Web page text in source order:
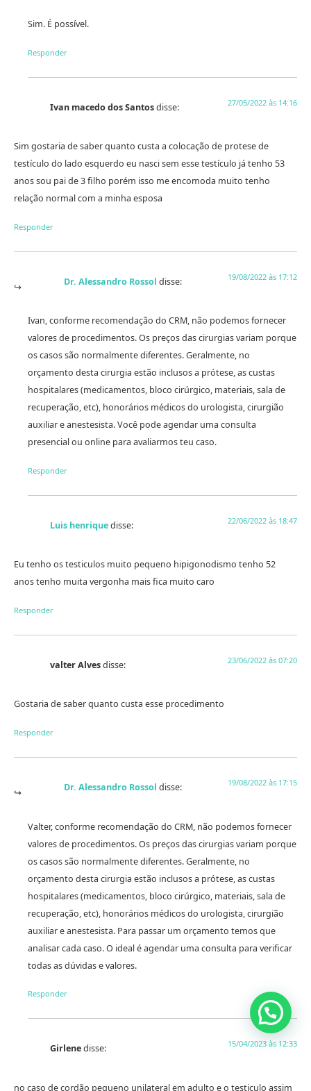
Sim. É possível.
Responder
Ivan macedo dos Santosdisse: 27/05/2022 às 14:16
Sim gostaria de saber quanto custa a colocação de protese de
testículo do lado esquerdo eu nasci sem esse testículo já tenho 53
anos sou pai de 3 filho porém isso me encomoda muito tenho
relação normal com a minha esposa
Responder
Dr. Alessandro Rossol disse: 19/08/2022 às 17:12
Ivan, conforme recomendação do CRM, não podemos fornecer
valores de procedimentos. Os preços das cirurgias variam porque
os casos são normalmente diferentes. Geralmente, no
orçamento desta cirurgia estão inclusos a prótese, as custas
hospitalares (medicamentos, bloco cirúrgico, materiais, sala de
recuperação, etc), honorários médicos do urologista, cirurgião
auxiliar e anestesista. Você pode agendar uma consulta
presencial ou online para avaliarmos teu caso.
Responder
Luis henriquedisse: 22/06/2022 às 18:47
Eu tenho os testiculos muito pequeno hipigonodismo tenho 52
anos tenho muita vergonha mais fica muito caro
Responder
valter Alvesdisse: 23/06/2022 às 07:20
Gostaria de saber quanto custa esse procedimento
Responder
Dr. Alessandro Rossol disse: 19/08/2022 às 17:15
Valter, conforme recomendação do CRM, não podemos fornecer
valores de procedimentos. Os preços das cirurgias variam porque
os casos são normalmente diferentes. Geralmente, no
orçamento desta cirurgia estão inclusos a prótese, as custas
hospitalares (medicamentos, bloco cirúrgico, materiais, sala de
recuperação, etc), honorários médicos do urologista, cirurgião
auxiliar e anestesista. Para passar um orçamento temos que
analisar cada caso. O ideal é agendar uma consulta para verificar
todas as dúvidas e valores.
Responder
Girlenedisse: 15/04/2023 às 12:33
no caso de cordão pequeno unilateral em adulto e o testiculo assim